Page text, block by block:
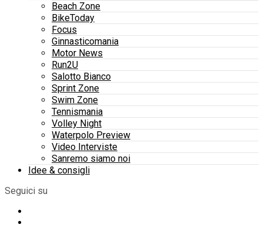
Beach Zone
BikeToday
Focus
Ginnasticomania
Motor News
Run2U
Salotto Bianco
Sprint Zone
Swim Zone
Tennismania
Volley Night
Waterpolo Preview
Video Interviste
Sanremo siamo noi
Idee & consigli
Seguici su